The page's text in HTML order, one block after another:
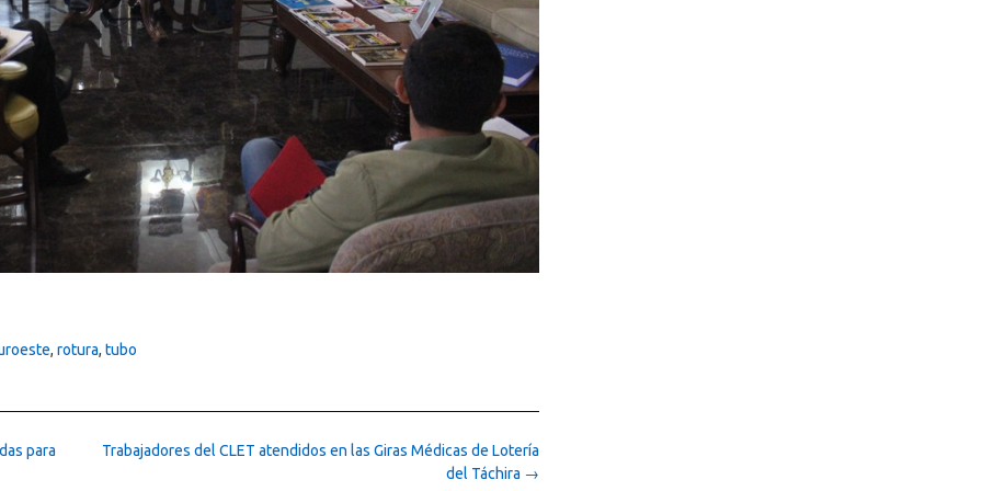
, rotura, tubo
Trabajadores del CLET atendidos en las Giras Médicas de Lotería
del Táchira →
para